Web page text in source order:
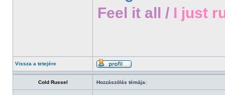
Feel it all / I just
Vissza a tetejére
Cold Russel Hozzászólás témája: